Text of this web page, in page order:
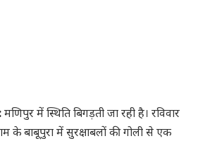
मणिपुर में स्थिति बिगड़ती जा रही है। रविवार
के बाबूपुरा में सुरक्षाबलों की गोली से एक